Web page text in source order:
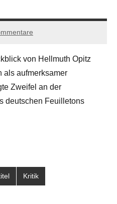
von Hellmuth Opitz
als aufmerksamer
Zweifel an der
deutschen Feuilletons
Kritik